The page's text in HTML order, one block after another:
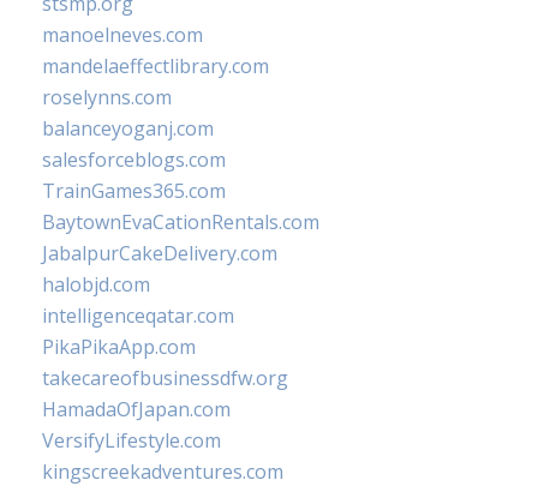
manoelneves.com
mandelaeffectlibrary.com
roselynns.com
balanceyoganj.com
salesforceblogs.com
TrainGames365.com
BaytownEvaCationRentals.com
JabalpurCakeDelivery.com
halobjd.com
intelligenceqatar.com
PikaPikaApp.com
takecareofbusinessdfw.org
HamadaOfJapan.com
VersifyLifestyle.com
kingscreekadventures.com